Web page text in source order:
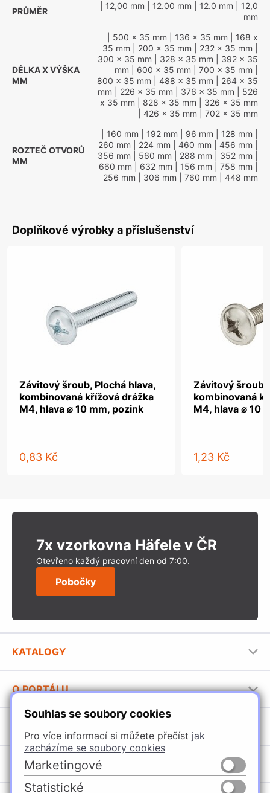
Souhlas se soubory cookies
Pro více informací si můžete přečíst jak
zacházíme se soubory cookies
Marketingové
Statistické
PRŮMĚR
| 12,00 mm | 12.00 mm | 12.0 mm | 12,0
mm
DÉLKA X VÝŠKA
MM
| 500 x 35 mm | 136 x 35 mm | 168 x
35 mm | 200 x 35 mm | 232 x 35 mm
300 x 35 mm | 328 x 35 mm | 392 x 35
mm | 600 x 35 mm | 700 x 35 mm
800 x 35 mm | 488 x 35 mm | 264 x 35
mm | 226 x 35 mm | 376 x 35 mm | 526
x 35 mm | 828 x 35 mm | 326 x 35 mm
| 426 x 35 mm | 702 x 35 mm
ROZTEČ OTVORŮ
MM
| 160 mm | 192 mm | 96 mm | 128 mm
260 mm | 224 mm | 460 mm | 456 mm
356 mm | 560 mm | 288 mm | 352 mm
660 mm | 632 mm | 156 mm | 758 mm
256 mm | 306 mm | 760 mm | 448 mm
Doplňkové výrobky a příslušenství
Závitový šroub, Plochá hlava,
kombinovaná křížová drážka
M4, hlava ⌀ 10 mm, pozink
0,83 Kč
Závitový šroub,
kombinovaná
M4, hlava ⌀ 10
1,23 Kč
7x vzorkovna Häfele v ČR
Otevřeno každý pracovní den od 7:00.
Pobočky
KATALOGY
Stavební katalog Häfele
Brožury Häfele
O PORTÁLU
Provozovatel portálu
Jak používat portál
Úchytky
Nábytkové kování
POBOČKY
Domašín